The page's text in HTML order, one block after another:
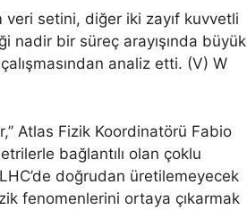
setini, diğer iki zayıf kuvvetli
nadir bir süreç arayışında büyük
çalışmasından analiz etti. (V) W
Atlas Fizik Koordinatörü Fabio
bağlantılı olan çoklu
doğrudan üretilemeyecek
fenomenlerini ortaya çıkarmak